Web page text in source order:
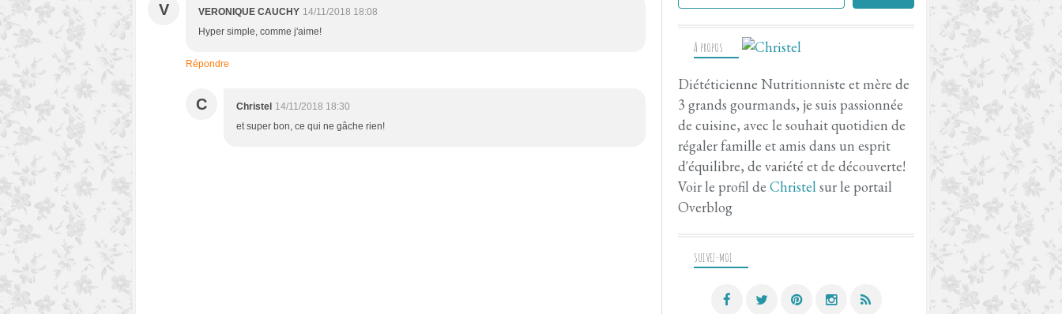
V VERONIQUE CAUCHY 14/11/2018 18:08
Hyper simple, comme j'aime!
Répondre
C Christel 14/11/2018 18:30
et super bon, ce qui ne gâche rien!
SUIVEZ-MOI
À PROPOS
Diététicienne Nutritionniste et mère de
3 grands gourmands, je suis passionnée
de cuisine, avec le souhait quotidien de
régaler famille et amis dans un esprit
d'équilibre, de variété et de découverte!
Voir le profil de Christel sur le portail
Overblog